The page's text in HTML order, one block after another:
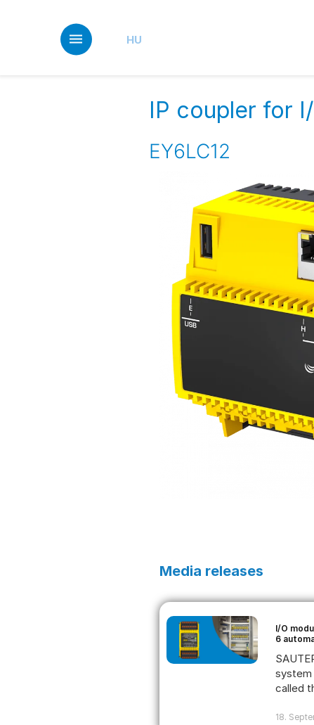
HU
IP coupler for
EY6LC12
Media releases
I/O
6
system
called
18.